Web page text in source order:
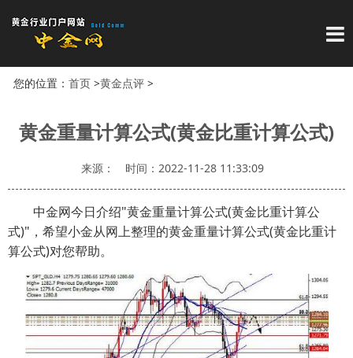
导
您的位置： 首页>黄金点评>
黄金重量计算公式(黄金比重计算公式)
来源： 时间：2022-11-28 11:33:09
中金网今日介绍"黄金重量计算公式(黄金比重计算公
式)"，希望小金从网上整理的黄金重量计算公式(黄金比重计
算公式)对您帮助。